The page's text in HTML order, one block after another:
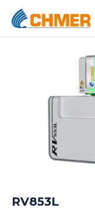
RV853L